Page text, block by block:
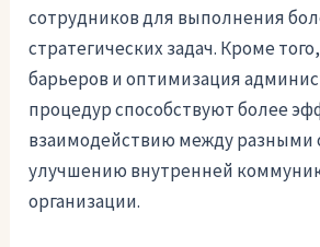
сотрудников для выполнения
стратегических задач. Кроме
барьеров и оптимизация
процедур способствуют более
взаимодействию между разными
улучшению внутренней
организации.